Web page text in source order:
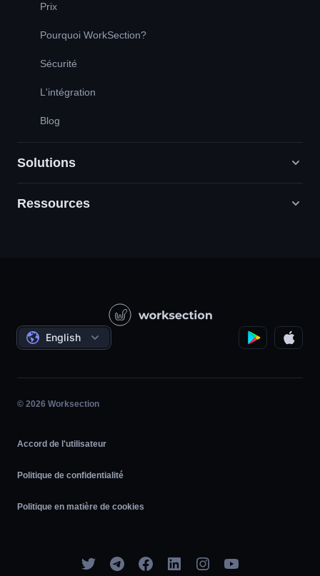
Prix
Pourquoi WorkSection?
Sécurité
L'intégration
Blog
Solutions
Agences de marketing numérique
Gestion de projet
Travail horaire
Agile
Ressources
Les accords
English
© 2026 Worksection
Accord de l'utilisateur
Politique de confidentialité
Politique en matière de cookies